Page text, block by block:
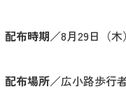
配布時期／8月29日（木
配布場所／広小路歩行